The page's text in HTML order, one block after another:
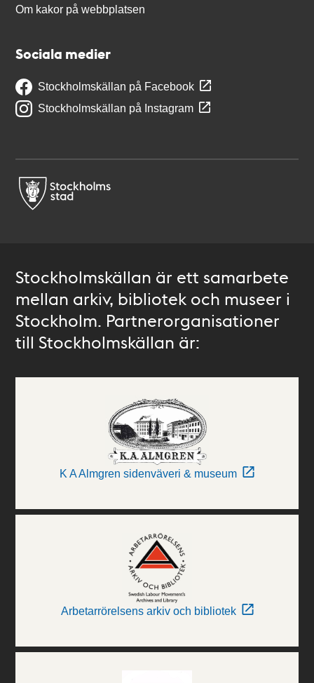
Om kakor på webbplatsen
Sociala medier
Stockholmskällan på Facebook
Stockholmskällan på Instagram
Stockholmskällan är ett samarbete
mellan arkiv, bibliotek och museer i
Stockholm. Partnerorganisationer
till Stockholmskällan är:
K A Almgren sidenväveri & museum
Arbetarrörelsens arkiv och bibliotek